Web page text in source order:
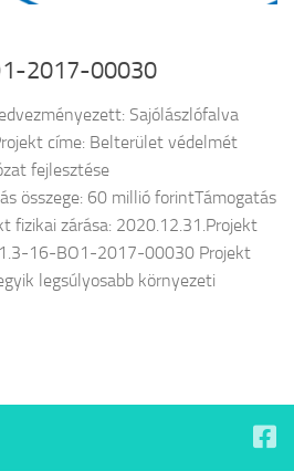
2017-00030
Sajólászlófalva
címe: Belterület védelmét
fejlesztése
összege: 60 millió forintTámogatás
fizikai zárása: 2020.12.31.Projekt
16-BO1-2017-00030 Projekt
legsúlyosabb környezeti